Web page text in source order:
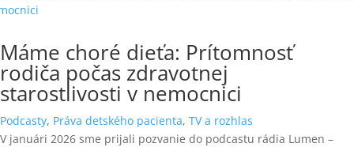
Máme choré dieťa: Prítomnosť
rodiča počas zdravotnej
starostlivosti v nemocnici
Podcasty, Práva detského pacienta, TV a rozhlas
V januári 2026 sme prijali pozvanie do podcastu rádia Lumen –